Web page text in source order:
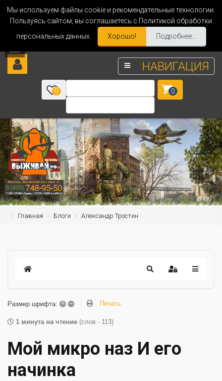
Мы используем файлы cookie и рекомендательные технологии.
Пользуясь сайтом, вы соглашаетесь с Политикой обработки
персональных данных.
Хорошо! Подробнее...
НАВИГАЦИЯ
0 0
Главная Блоги Александр Тростин
Размер шрифта: + – Печать
1 минута на чтение (слов - 113)
Мой микро наз И его
начинка